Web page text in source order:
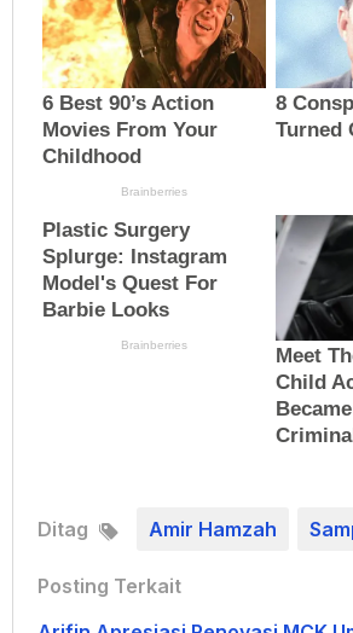
Ditag Amir Hamzah
Posting Terkait